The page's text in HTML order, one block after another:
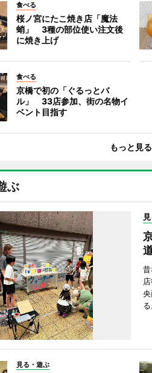
食べる
桜ノ宮にたこ焼き店「魔法
蛸」 3種の部位使い注文後
に焼き上げ
食べる
京橋で初の「ぐるっとバ
ル」 33店参加、街の名物イ
ベント目指す
もっと見る
ぶ
る
見る・遊ぶ